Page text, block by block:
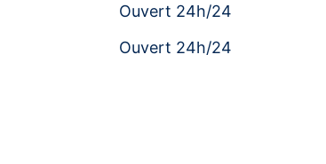
Ouvert 24h/24
Ouvert 24h/24